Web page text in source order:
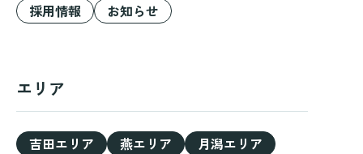
採用情報 お知らせ
エリア
吉田エリア 燕エリア
月潟エリア